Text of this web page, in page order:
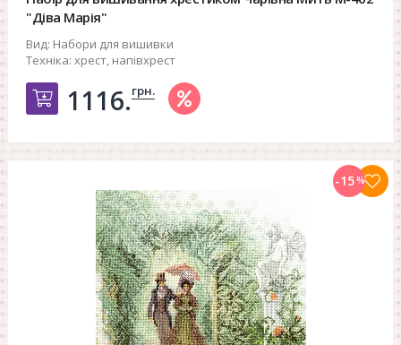
"Діва Марія"
Вид: Набори для вишивки
Техніка: хрест, напівхрест
Добавить в корзину
1116.грн.
-15%